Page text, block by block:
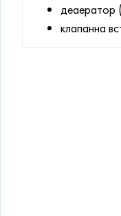
деаератор
клапанна